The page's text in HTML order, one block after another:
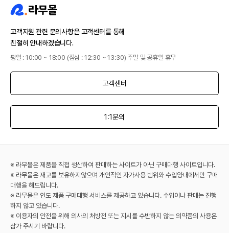
고객지원 관련 문의사항은 고객센터를 통해
친절히 안내하겠습니다.
평일 : 10:00 ~ 18:00 (점심 : 12:30 ~ 13:30) 주말 및 공휴일 휴무
고객센터
1:1문의
※ 라무몰은 제품을 직접 생산하여 판매하는 사이트가 아닌 구매대행 사이트입니다.
※ 라무몰은 재고를 보유하지않으며 개인적인 자가사용 범위와 수입양내에서만 구매
대행을 해드립니다.
※ 라무몰은 인도 제품 구매대행 서비스를 제공하고 있습니다. 수입이나 판매는 진행
하지 않고 있습니다.
※ 이용자의 안전을 위해 의사의 처방전 또는 지시를 수반하지 않는 의약품의 사용은
삼가 주시기 바랍니다.